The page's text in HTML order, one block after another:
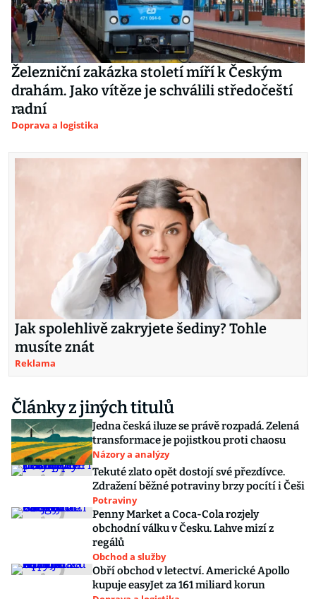
Železniční zakázka století míří k Českým
drahám. Jako vítěze je schválili středočeští
radní
Doprava a logistika
Jak spolehlivě zakryjete šediny? Tohle
musíte znát
Reklama
Články z jiných titulů
Jedna česká iluze se právě rozpadá. Zelená
transformace je pojistkou proti chaosu
Názory a analýzy
Tekuté zlato opět dostojí své přezdívce.
Zdražení běžné potraviny brzy pocítí i Češi
Potraviny
Penny Market a Coca-Cola rozjely
obchodní válku v Česku. Lahve mizí z
regálů
Obchod a služby
Obří obchod v letectví. Americké Apollo
kupuje easyJet za 161 miliard korun